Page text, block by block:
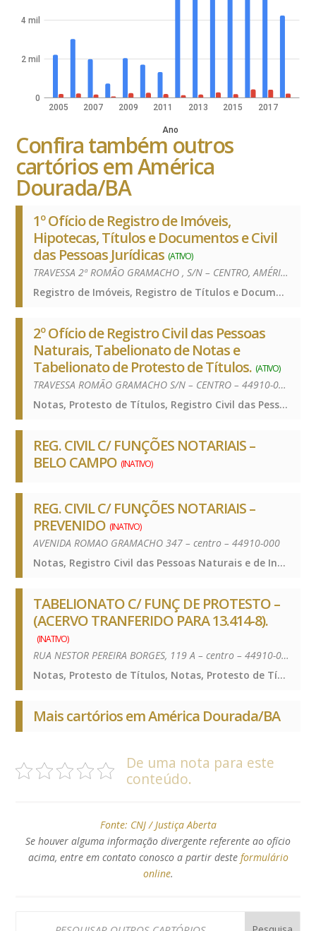
2005 2007 2009 2011 2013 2015 2017
Ano
0
2 mil
4 mil
Confira também outros
cartórios em América
Dourada/BA
1º Ofício de Registro de Imóveis,
Hipotecas, Títulos e Documentos e Civil
das Pessoas Jurídicas (ATIVO)
TRAVESSA 2ª ROMÃO GRAMACHO , S/N – CENTRO, AMÉRICA DOURADA/BA – 44910-000
Registro de Imóveis, Registro de Títulos e Documentos e Civis das Pessoas Jurídicas, Registro de Imóveis, Registro de Títulos e Documentos e Civis das Pessoas Jurídicas, Registro de Imóveis, Registro de Títulos e Documentos e Civis das Pessoas Jurídicas, Registro de Imóveis, Registro de Títulos e Documentos e Civis das Pessoas Jurídicas
2º Ofício de Registro Civil das Pessoas
Naturais, Tabelionato de Notas e
Tabelionato de Protesto de Títulos. (ATIVO)
TRAVESSA ROMÃO GRAMACHO S/N – CENTRO – 44910-000
Notas, Protesto de Títulos, Registro Civil das Pessoas Naturais e de Interdições e Tutelas, Notas, Protesto de Títulos, Registro Civil das Pessoas Naturais e de Interdições e Tutelas, Notas, Protesto de Títulos, Registro Civil das Pessoas Naturais e de Interdições e Tutelas, Notas, Protesto de Títulos, Registro Civil das Pessoas Naturais e de Interdições e Tutelas
REG. CIVIL C/ FUNÇÕES NOTARIAIS –
BELO CAMPO (INATIVO)
REG. CIVIL C/ FUNÇÕES NOTARIAIS –
PREVENIDO (INATIVO)
AVENIDA ROMAO GRAMACHO 347 – centro – 44910-000
Notas, Registro Civil das Pessoas Naturais e de Interdições e Tutelas, Notas, Registro Civil das Pessoas Naturais e de Interdições e Tutelas, Notas, Registro Civil das Pessoas Naturais e de Interdições e Tutelas, Notas, Registro Civil das Pessoas Naturais e de Interdições e Tutelas
TABELIONATO C/ FUNÇ DE PROTESTO –
(ACERVO TRANFERIDO PARA 13.414-8).
(INATIVO)
RUA NESTOR PEREIRA BORGES, 119 A – centro – 44910-000
Notas, Protesto de Títulos, Notas, Protesto de Títulos, Notas, Protesto de Títulos, Notas, Protesto de Títulos
Mais cartórios em América Dourada/BA
De uma nota para este
conteúdo.
Fonte: CNJ / Justiça Aberta
Se houver alguma informação divergente referente ao ofício
acima, entre em contato conosco a partir deste formulário
online.